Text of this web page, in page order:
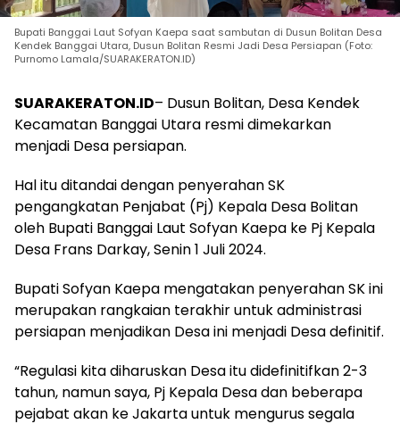
Bupati Banggai Laut Sofyan Kaepa saat sambutan di Dusun Bolitan Desa
Kendek Banggai Utara, Dusun Bolitan Resmi Jadi Desa Persiapan (Foto:
Purnomo Lamala/SUARAKERATON.ID)
SUARAKERATON.ID– Dusun Bolitan, Desa Kendek
Kecamatan Banggai Utara resmi dimekarkan
menjadi Desa persiapan.
Hal itu ditandai dengan penyerahan SK
pengangkatan Penjabat (Pj) Kepala Desa Bolitan
oleh Bupati Banggai Laut Sofyan Kaepa ke Pj Kepala
Desa Frans Darkay, Senin 1 Juli 2024.
Bupati Sofyan Kaepa mengatakan penyerahan SK ini
merupakan rangkaian terakhir untuk administrasi
persiapan menjadikan Desa ini menjadi Desa definitif.
“Regulasi kita diharuskan Desa itu didefinitifkan 2-3
tahun, namun saya, Pj Kepala Desa dan beberapa
pejabat akan ke Jakarta untuk mengurus segala